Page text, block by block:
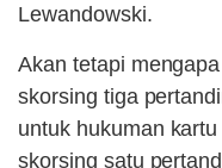
Lewandowski.
Akan tetapi
skorsing tiga
untuk hukuman
skorsing satu